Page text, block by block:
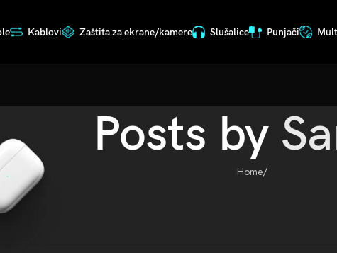
Kablovi Zaštita za ekrane/kamere Slušalice Punjači
Posts by
Home/
will help find a related post.